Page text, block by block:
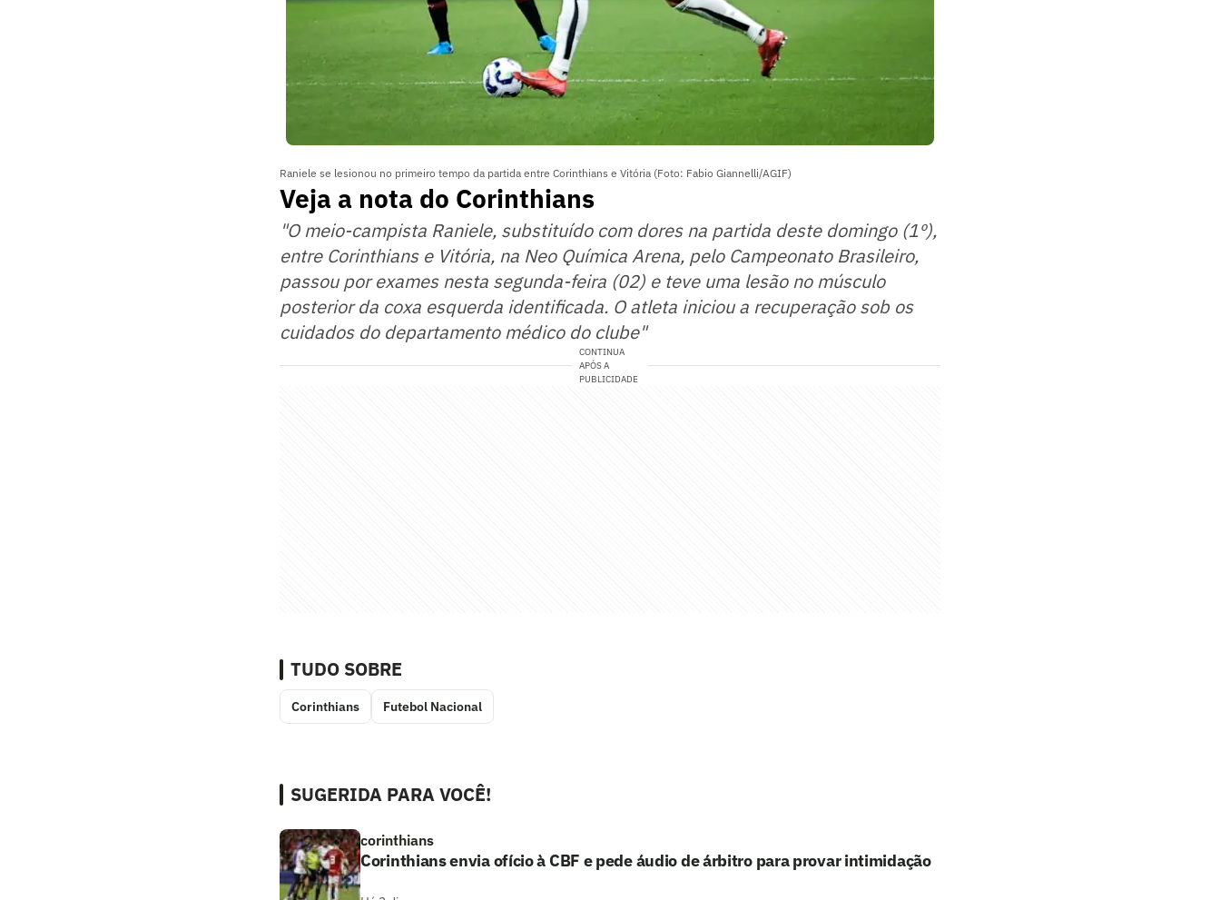
Raniele se lesionou no primeiro tempo da partida entre Corinthians e Vitória (Foto: Fabio Giannelli/AGIF)
Veja a nota do Corinthians
"O meio-campista Raniele, substituído com dores na partida deste domingo (1º),
entre Corinthians e Vitória, na Neo Química Arena, pelo Campeonato Brasileiro,
passou por exames nesta segunda-feira (02) e teve uma lesão no músculo
posterior da coxa esquerda identificada. O atleta iniciou a recuperação sob os
cuidados do departamento médico do clube"
CONTINUA
APÓS A
PUBLICIDADE
TUDO SOBRE
Corinthians Futebol Nacional
SUGERIDA PARA VOCÊ!
corinthians
Corinthians envia ofício à CBF e pede áudio de árbitro para provar intimidação